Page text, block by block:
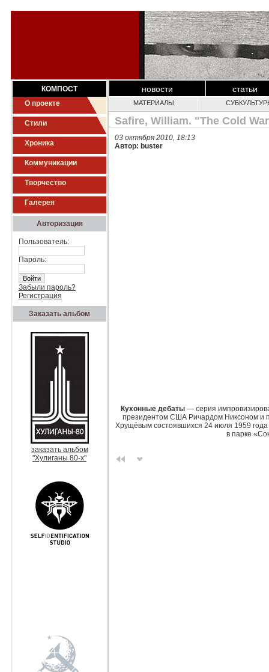
КОМПОСТ
О проекте
Стили
Хроника
Коммуникации
Творчество
Галерея
Авторизация
Пользователь:
Пароль:
Забыли пароль?
Регистрация
Заказать альбом
заказать альбом
"Хулиганы 80-х"
новости статьи
МАТЕРИАЛЫ
Safire, William. "The Cold
03 октября 2010, 18:13
Автор: buster
Кухонные дебаты — серия
президентом США Ричардом Никсономи
Хрущёвым состоявшихся 24 июля 1959
в парке